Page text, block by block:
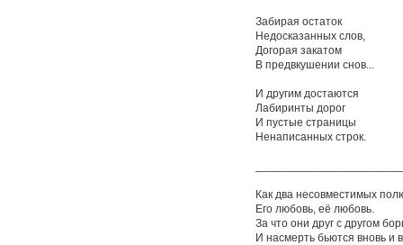
Забирая остаток
Недосказанных слов,
Догорая закатом
В предвкушении снов...
И другим достаются
Лабиринты дорог
И пустые страницы
Ненаписанных строк.
Как два несовместимых
Его любовь, её любовь.
За что они друг с другом
И насмерть бьются вновь и